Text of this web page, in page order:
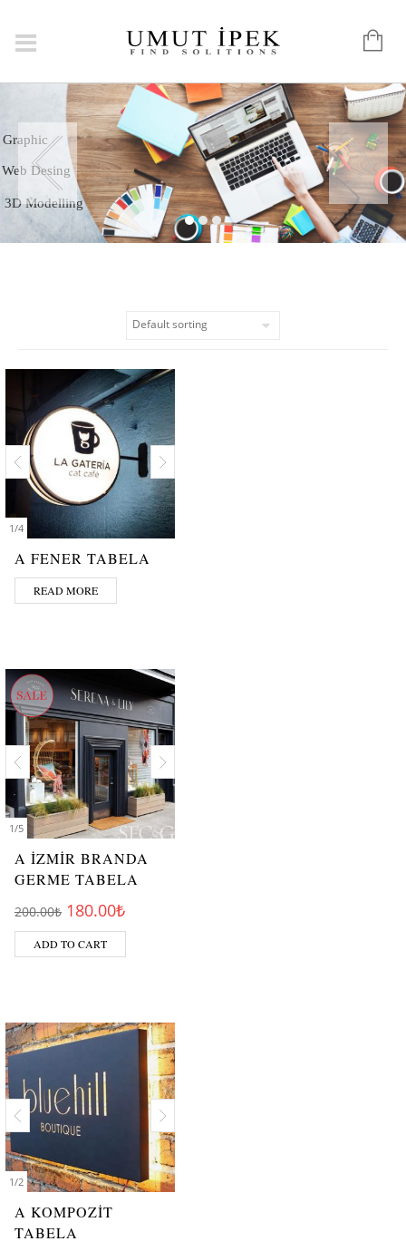
3D Modelling
Graphic
Web Desing
1/4
A FENER TABELA
READ MORE
1/5
A İZMİR BRANDA
GERME TABELA
200.00₺ Original price was: 200.00₺.
180.00₺Current price is: 180.00₺.
ADD TO CART
1/2
A KOMPOZİT
TABELA